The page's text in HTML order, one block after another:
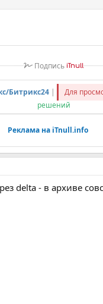
Подпись iTnull
Битрикс24 | Для
решений
Реклама на iTnull.info
delta - в архиве